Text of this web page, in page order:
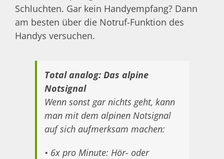
Schluchten. Gar kein Handyempfang? Dann
am besten über die Notruf-Funktion des
Handys versuchen.
Total analog: Das alpine
Notsignal
Wenn sonst gar nichts geht, kann
man mit dem alpinen Notsignal
auf sich aufmerksam machen:
• 6x pro Minute: Hör- oder